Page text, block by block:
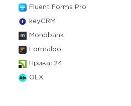
Fluent Forms Pro
keyCRM
Monobank
Formaloo
Приват24
OLX